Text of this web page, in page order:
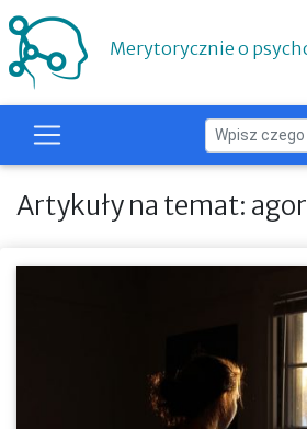
Merytorycznie o
Artykuły na temat: